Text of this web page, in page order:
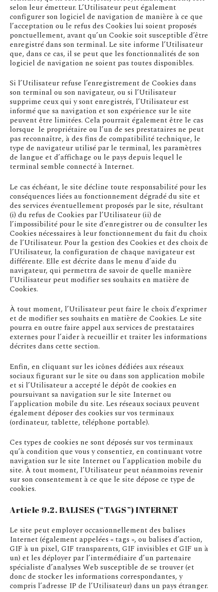
selon leur émetteur. L’Utilisateur peut également
configurer son logiciel de navigation de manière à ce que
l’acceptation ou le refus des Cookies lui soient proposés
ponctuellement, avant qu’un Cookie soit susceptible d’être
enregistré dans son terminal. Le site informe l’Utilisateur
que, dans ce cas, il se peut que les fonctionnalités de son
logiciel de navigation ne soient pas toutes disponibles.
Si l’Utilisateur refuse l’enregistrement de Cookies dans
son terminal ou son navigateur, ou si l’Utilisateur
supprime ceux qui y sont enregistrés, l’Utilisateur est
informé que sa navigation et son expérience sur le site
peuvent être limitées. Cela pourrait également être le cas
lorsque le propriétaire ou l’un de ses prestataires ne peut
pas reconnaître, à des fins de compatibilité technique, le
type de navigateur utilisé par le terminal, les paramètres
de langue et d’affichage ou le pays depuis lequel le
terminal semble connecté à Internet.
Le cas échéant, le site décline toute responsabilité pour les
conséquences liées au fonctionnement dégradé du site et
des services éventuellement proposés par le site, résultant
(i) du refus de Cookies par l’Utilisateur (ii) de
l’impossibilité pour le site d’enregistrer ou de consulter les
Cookies nécessaires à leur fonctionnement du fait du choix
de l’Utilisateur. Pour la gestion des Cookies et des choix de
l’Utilisateur, la configuration de chaque navigateur est
différente. Elle est décrite dans le menu d’aide du
navigateur, qui permettra de savoir de quelle manière
l’Utilisateur peut modifier ses souhaits en matière de
Cookies.
À tout moment, l’Utilisateur peut faire le choix d’exprimer
et de modifier ses souhaits en matière de Cookies. Le site
pourra en outre faire appel aux services de prestataires
externes pour l’aider à recueillir et traiter les informations
décrites dans cette section.
Enfin, en cliquant sur les icônes dédiées aux réseaux
sociaux figurant sur le site ou dans son application mobile
et si l’Utilisateur a accepté le dépôt de cookies en
poursuivant sa navigation sur le site Internet ou
l’application mobile du site. Les réseaux sociaux peuvent
également déposer des cookies sur vos terminaux
(ordinateur, tablette, téléphone portable).
Ces types de cookies ne sont déposés sur vos terminaux
qu’à condition que vous y consentiez, en continuant votre
navigation sur le site Internet ou l’application mobile du
site. À tout moment, l’Utilisateur peut néanmoins revenir
sur son consentement à ce que le site dépose ce type de
cookies.
Article 9.2. BALISES (“TAGS”) INTERNET
Le site peut employer occasionnellement des balises
Internet (également appelées « tags », ou balises d’action,
GIF à un pixel, GIF transparents, GIF invisibles et GIF un à
un) et les déployer par l’intermédiaire d’un partenaire
spécialiste d’analyses Web susceptible de se trouver (et
donc de stocker les informations correspondantes, y
compris l’adresse IP de l’Utilisateur) dans un pays étranger.